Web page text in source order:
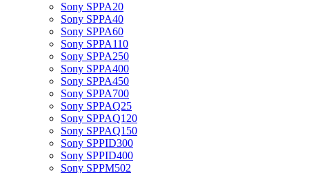
Sony SPPA20
Sony SPPA40
Sony SPPA60
Sony SPPA110
Sony SPPA250
Sony SPPA400
Sony SPPA450
Sony SPPA700
Sony SPPAQ25
Sony SPPAQ120
Sony SPPAQ150
Sony SPPID300
Sony SPPID400
Sony SPPM502